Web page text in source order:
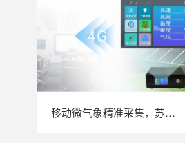
移动微气象精准采集，苏州 LAILX LXH506 便携式气象站补齐光伏检测环境数据短板